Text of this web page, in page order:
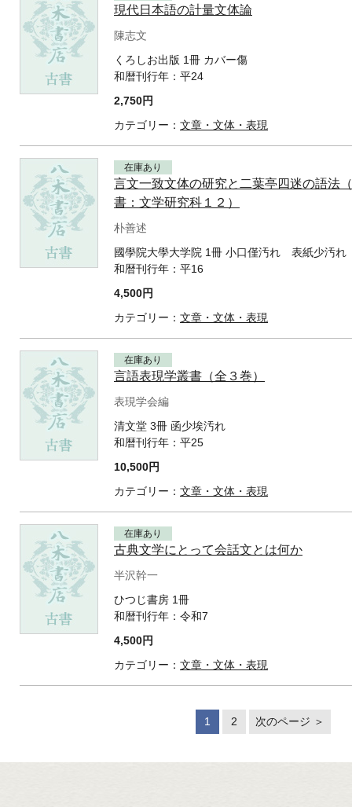
現代日本語の計量文体論
陳志文
くろしお出版 1冊 カバー傷
和暦刊行年： 平24
2,750円
カテゴリー： 文章・文体・表現
在庫あり
言文一致文体の研究と二葉亭四迷の語法
書：文学研究科１２）
朴善述
國學院大學大学院 1冊 小口僅汚れ 表紙少汚れ
和暦刊行年： 平16
4,500円
カテゴリー： 文章・文体・表現
在庫あり
言語表現学叢書（全３巻）
表現学会編
清文堂 3冊 函少埃汚れ
和暦刊行年： 平25
10,500円
カテゴリー： 文章・文体・表現
在庫あり
古典文学にとって会話文とは何か
半沢幹一
ひつじ書房 1冊
和暦刊行年： 令和7
4,500円
カテゴリー： 文章・文体・表現
1 2 次のページ ＞